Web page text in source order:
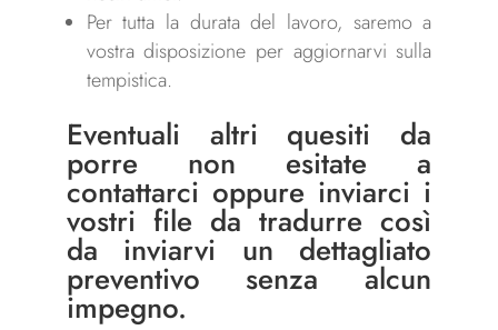
Per tutta la durata del lavoro, saremo a
vostra disposizione per aggiornarvi sulla
tempistica.
Eventuali altri quesiti da
porre non esitate a
contattarci oppure inviarci i
vostri file da tradurre così
da inviarvi un dettagliato
preventivo senza alcun
impegno.